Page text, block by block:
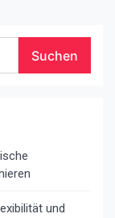
und